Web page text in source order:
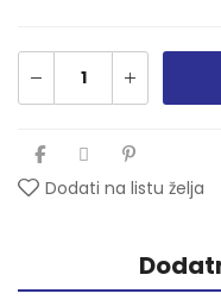
Dodati na listu želja